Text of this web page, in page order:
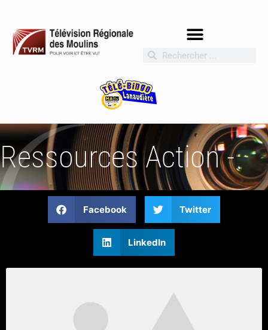
Ressources Action -
Facebook Twitter
LinkedIn